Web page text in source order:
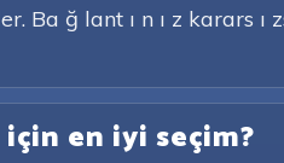
Ba ğ lant ı n ı z karars
en iyi seçim?